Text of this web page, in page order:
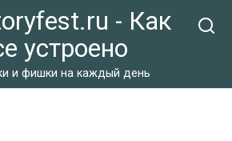
- Как
устроено
и фишки на каждый день